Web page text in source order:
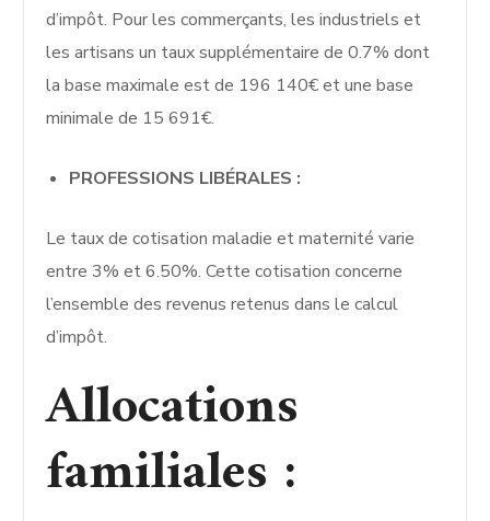
d’impôt. Pour les commerçants, les industriels et
les artisans un taux supplémentaire de 0.7% dont
la base maximale est de 196 140€ et une base
minimale de 15 691€.
PROFESSIONS LIBÉRALES :
Le taux de cotisation maladie et maternité varie
entre 3% et 6.50%. Cette cotisation concerne
l’ensemble des revenus retenus dans le calcul
d’impôt.
Allocations
familiales :